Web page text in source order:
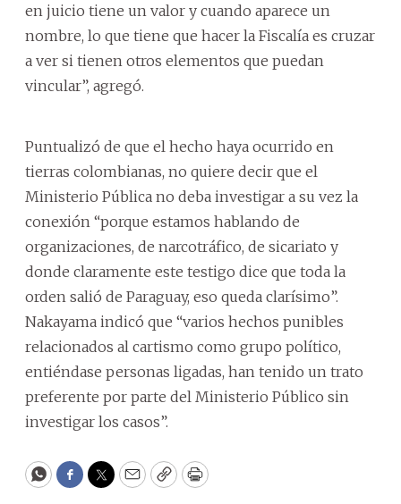
en juicio tiene un valor y cuando aparece un
nombre, lo que tiene que hacer la Fiscalía es cruzar
a ver si tienen otros elementos que puedan
vincular”, agregó.
Puntualizó de que el hecho haya ocurrido en
tierras colombianas, no quiere decir que el
Ministerio Pública no deba investigar a su vez la
conexión “porque estamos hablando de
organizaciones, de narcotráfico, de sicariato y
donde claramente este testigo dice que toda la
orden salió de Paraguay, eso queda clarísimo”.
Nakayama indicó que “varios hechos punibles
relacionados al cartismo como grupo político,
entiéndase personas ligadas, han tenido un trato
preferente por parte del Ministerio Público sin
investigar los casos”.
WhatsApp
Facebook
Twitter
EmailCopyPrint